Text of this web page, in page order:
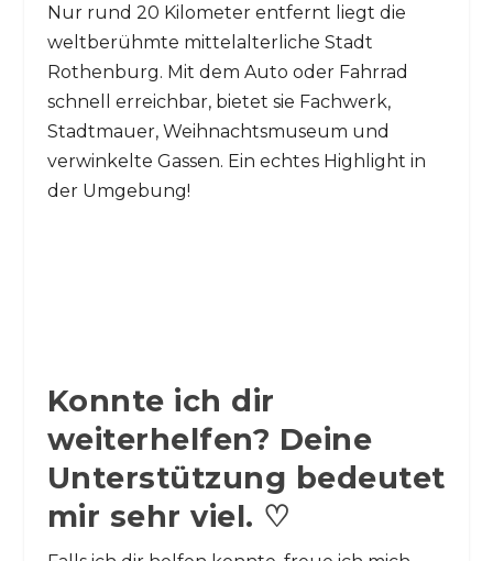
Nur rund 20 Kilometer entfernt liegt die
weltberühmte mittelalterliche Stadt
Rothenburg. Mit dem Auto oder Fahrrad
schnell erreichbar, bietet sie Fachwerk,
Stadtmauer, Weihnachtsmuseum und
verwinkelte Gassen. Ein echtes Highlight in
der Umgebung!
Konnte ich dir
weiterhelfen? Deine
Unterstützung bedeutet
mir sehr viel. ♡